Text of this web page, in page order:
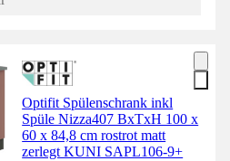
Optifit Spülenschrank inkl
Spüle Nizza407 BxTxH 100 x
60 x 84,8 cm rostrot matt
zerlegt KUNI SAPL106-9+